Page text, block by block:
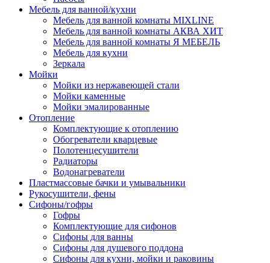
Мебель для ванной/кухни
Мебель для ванной комнаты MIXLINE
Мебель для ванной комнаты АКВА ХИТ
Мебель для ванной комнаты Я МЕБЕЛЬ
Мебель для кухни
Зеркала
Мойки
Мойки из нержавеющей стали
Мойки каменные
Мойки эмалированные
Отопление
Комплектующие к отоплению
Обогреватели кварцевые
Полотенцесушители
Радиаторы
Водонагреватели
Пластмассовые бачки и умывальники
Рукосушители, фены
Сифоны/гофры
Гофры
Комплектующие для сифонов
Сифоны для ванны
Сифоны для душевого поддона
Сифоны для кухни, мойки и раковины